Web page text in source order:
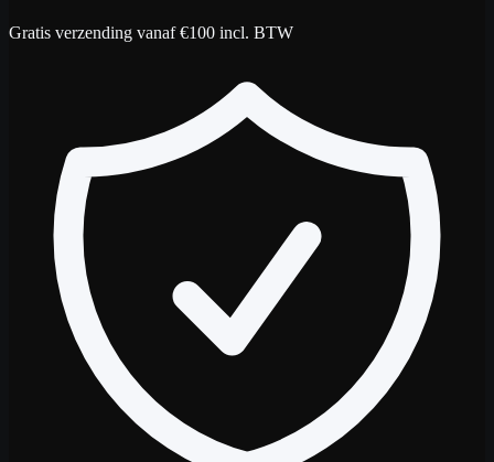
Gratis verzending vanaf €100 incl. BTW